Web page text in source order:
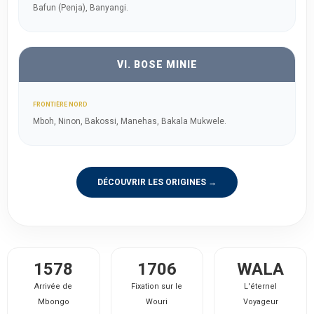
Bafun (Penja), Banyangi.
VI. BOSE MINIE
FRONTIÈRE NORD
Mboh, Ninon, Bakossi, Manehas, Bakala Mukwele.
DÉCOUVRIR LES ORIGINES →
1578
Arrivée de
Mbongo
1706
Fixation sur le
Wouri
WALA
L'éternel
Voyageur